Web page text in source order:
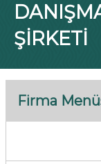
ŞİRKETİ
Firma